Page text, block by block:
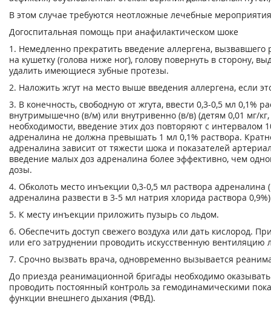
В этом случае требуются неотложные лечебные
Догоспитальная помощь при анафилактическом шоке
1. Немедленно прекратить введение аллергена,
на кушетку (голова ниже ног), голову повернуть в сторону,
удалить имеющиеся зубные протезы.
2. Наложить жгут на место выше введения аллергена, если
3. В конечность, свободную от жгута, ввести 0,3-0,5 мл 0,1%
внутримышечно (в/м) или внутривенно (в/в) (детям 0,01 мг/
необходимости, введение этих доз повторяют с интервалом
адреналина не должна превышать 1 мл 0,1% раствора.
адреналина зависит от тяжести шока и показателей
введение малых доз адреналина более эффективно, чем
дозы.
4. Обколоть место инъекции 0,3-0,5 мл раствора адреналина
адреналина развести в 3-5 мл натрия хлорида раствора
5. К месту инъекции приложить пузырь со льдом.
6. Обеспечить доступ свежего воздуха или дать кислород.
или его затруднении проводить искусственную вентиляцию
7. Срочно вызвать врача, одновременно вызывается
До приезда реанимационной бригады необходимо
проводить постоянный контроль за гемодинамическими
функции внешнего дыхания (ФВД).